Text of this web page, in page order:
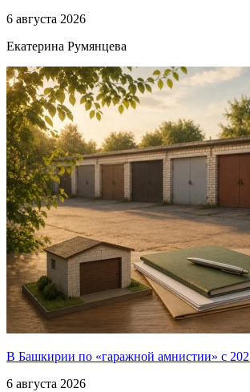
6 августа 2026
Екатерина Румянцева
В Башкирии по «гаражной амнистии» с
6 августа 2026